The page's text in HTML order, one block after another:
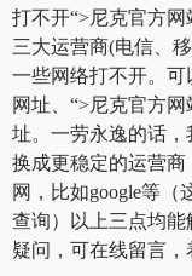
打不开“>尼克官方
三大运营商(电信、
一些网络打不开。可
网址、“>尼克官方
址。一劳永逸的话
换成更稳定的运营
网，比如google等
查询）以上三点均能
疑问，可在线留言，